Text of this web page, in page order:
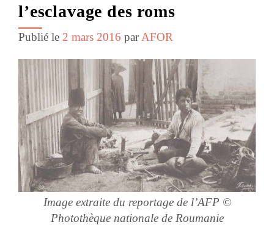
l’esclavage des roms
Publié le 2 mars 2016 parAFOR
Image extraite du reportage de l’AFP ©
Photothèque nationale de Roumanie